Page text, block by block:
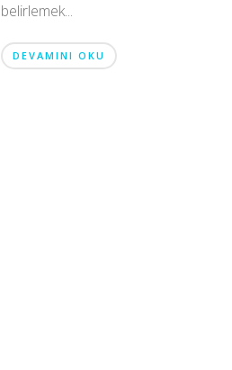
belirlemek...
DEVAMINI OKU